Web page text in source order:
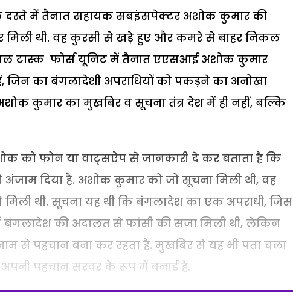
दस्ते में तैनात सहायक सबइंसपेक्टर अशोक कुमार की
थी. वह कुरसी से खड़े हुए और कमरे से बाहर निकल
टास्क फोर्स यूनिट में तैनात एएसआई अशोक कुमार
का बंगलादेशी अपराधियों को पकड़ने का अनोखा
कुमार का मुखबिर व सूचना तंत्र देश में ही नहीं, बल्कि
को फोन या वाट्सऐप से जानकारी दे कर बताता है कि
दिया है. अशोक कुमार को जो सूचना मिली थी, वह
थी. सूचना यह थी कि बंगलादेश का एक अपराधी, जिस
की अदालत से फांसी की सजा मिली थी, लेकिन
से पहचान बना कर रहता है. मुखबिर से यह भी पता चला
पहचान सरवर के रूप में बनाई है.